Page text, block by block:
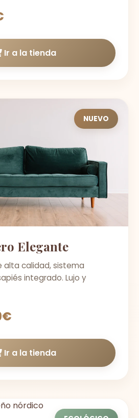
Ir a la tienda
NUEVO
Elegante
alta calidad, sistema
integrado. Lujo y
Ir a la tienda